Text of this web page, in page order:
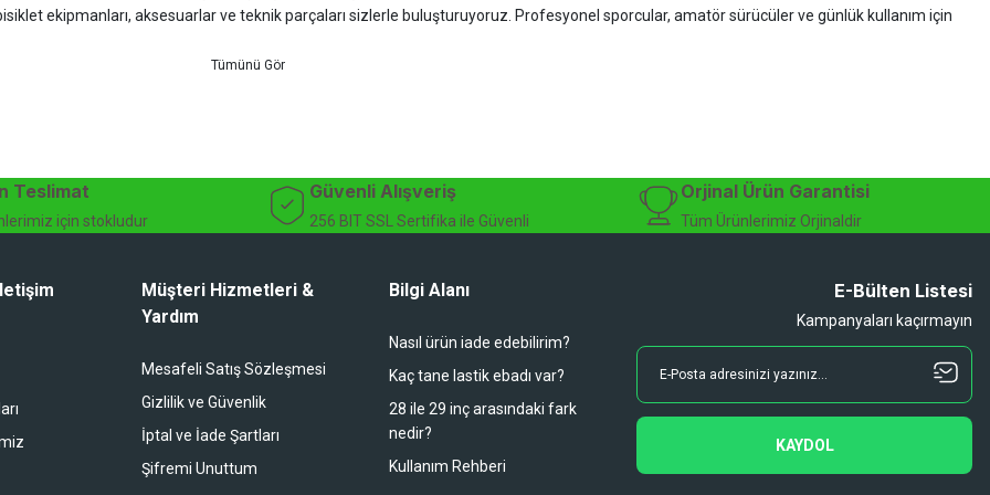
duruyor koltuk zaten full konfor
alışveriş yapacağım
ekipmanları, aksesuarlar ve teknik parçaları sizlerle buluşturuyoruz. Profesyonel sporcular, amatör sürücüler ve günlük kullanım için
destek ve müşteri memnuniyeti odaklı hizmet anlayışımız sayesinde bisiklet alışverişinizi güvenle gerçekleştirebilirsiniz.
Teslimat
için stokludur
Güvenli Alışveriş
256 BIT SSL Sertifika ile Güvenli
Orjinal Ürün Garantisi
Tüm Ürünlerimiz Orjinaldir
Müşteri Hizmetleri &
Yardım
Mesafeli Satış Sözleşmesi
Gizlilik ve Güvenlik
İptal ve İade Şartları
Şifremi Unuttum
Bilgi Alanı
Nasıl ürün iade edebilirim?
Kaç tane lastik ebadı var?
28 ile 29 inç arasındaki fark
nedir?
Kullanım Rehberi
E-Bülten Listesi
Kampanyaları kaçırmayın
KAYDOL